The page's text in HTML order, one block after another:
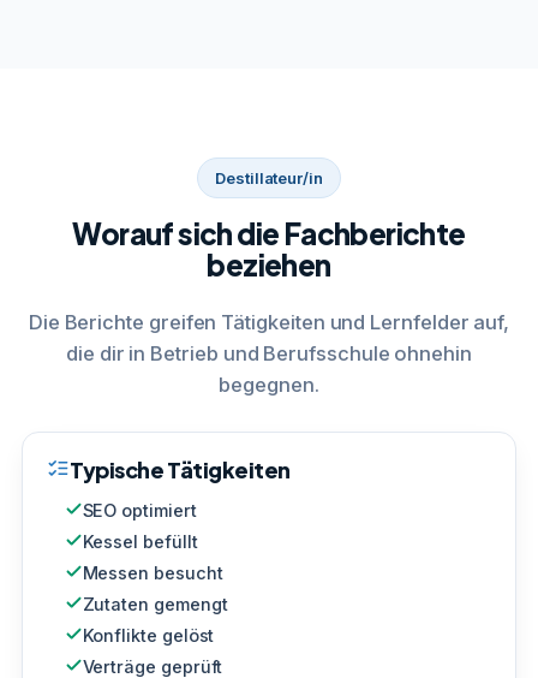
Destillateur/in
Worauf sich die Fachberichte
beziehen
Die Berichte greifen Tätigkeiten und Lernfelder auf,
die dir in Betrieb und Berufsschule ohnehin
begegnen.
Typische Tätigkeiten
SEO optimiert
Kessel befüllt
Messen besucht
Zutaten gemengt
Konflikte gelöst
Verträge geprüft